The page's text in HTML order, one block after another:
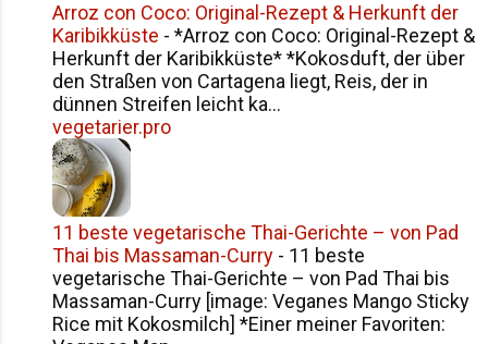
Arroz con Coco: Original-Rezept & Herkunft der
Karibikküste - *Arroz con Coco: Original-Rezept &
Herkunft der Karibikküste* *Kokosduft, der über
den Straßen von Cartagena liegt, Reis, der in
dünnen Streifen leicht ka...
vegetarier.pro
11 beste vegetarische Thai-Gerichte – von Pad
Thai bis Massaman-Curry - 11 beste
vegetarische Thai-Gerichte – von Pad Thai bis
Massaman-Curry [image: Veganes Mango Sticky
Rice mit Kokosmilch] *Einer meiner Favoriten: